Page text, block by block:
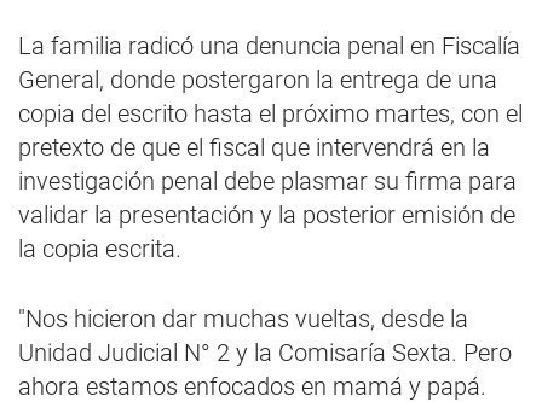
La familia radicó una denuncia penal en Fiscalía
General, donde postergaron la entrega de una
copia del escrito hasta el próximo martes, con el
pretexto de que el fiscal que intervendrá en la
investigación penal debe plasmar su firma para
validar la presentación y la posterior emisión de
la copia escrita.
"Nos hicieron dar muchas vueltas, desde la
Unidad Judicial N° 2 y la Comisaría Sexta. Pero
ahora estamos enfocados en mamá y papá.